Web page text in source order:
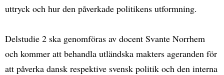
uttryck och hur den påverkade politikens utformning.
Delstudie 2 ska genomföras av docent Svante Norrhem
och kommer att behandla utländska makters ageranden för
att påverka dansk respektive svensk politik och den interna